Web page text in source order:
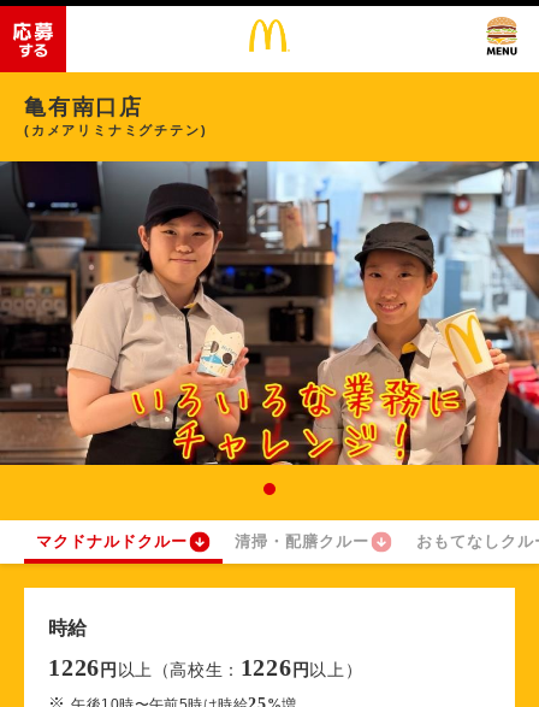
亀有南口店
(カメアリミナミグチテン)
マクドナルドクルー 清掃・配膳クルー おもてなしクル
時給
1226 円 以上（高校生： 1226 円 以上）
※
25